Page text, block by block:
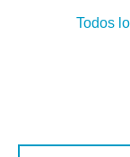
Todos
Nombre de pila: